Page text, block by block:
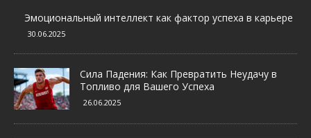
Эмоциональный интеллект как фактор успеха в карьере
30.06.2025
Сила Падения: Как Превратить Неудачу в
Топливо для Вашего Успеха
26.06.2025